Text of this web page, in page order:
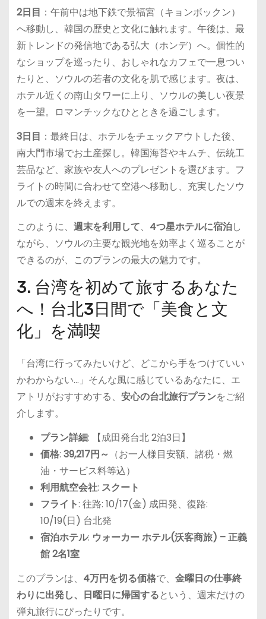
2日目 ：午前中は地下鉄で景福宮（キョンボックン）
へ移動し、韓国の歴史と文化に触れます。午後は、最
新トレンドの発信地である弘大（ホンデ）へ。個性的
なショップを巡ったり、おしゃれなカフェで一息つい
たりと、ソウルの若者の文化を肌で感じます。夜は、
ホテル近くの南山タワーに上り、ソウルの美しい夜景
を一望。ロマンチックなひとときを過ごします。
3日目 ：最終日は、ホテルをチェックアウトした後、
南大門市場でお土産探し。韓国海苔やキムチ、伝統工
芸品など、家族や友人へのプレゼントを選びます。フ
ライトの時間に合わせて空港へ移動し、充実したソウ
ルでの週末を終えます。
このように、 週末を利用して、 4つ星ホテルに宿泊し
ながら、ソウルの主要な観光地を効率よく巡ることが
できるのが、このプランの最大の魅力です。
3. 台湾を初めて旅するあなた
へ！台北3日間で「美食と文
化」を満喫
「台湾に行ってみたいけど、どこから手をつけていい
かわからない…」そんな風に感じているあなたに、エ
アトリがおすすめする、 安心の台北旅行プランをご紹
介します。
プラン詳細: 【成田発台北 2泊3日】
価格: 39,217円～ （お一人様目安額、諸税・燃
油・サービス料等込）
利用航空会社: スクート
フライト: 往路: 10/17(金) 成田発、復路:
10/19(日) 台北発
宿泊ホテル: ウォーカー ホテル(沃客商旅) – 正義
館 2名1室
このプランは、 4万円を切る価格で、 金曜日の仕事終
わりに出発し、日曜日に帰国するという、週末だけの
弾丸旅行にぴったりです。